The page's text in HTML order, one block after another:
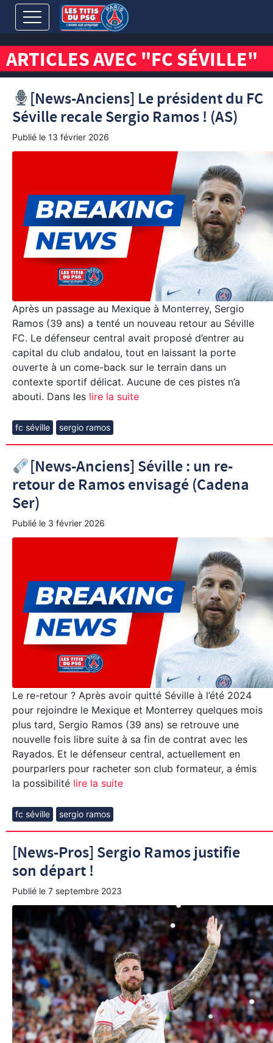
ARTICLES AVEC "FC SÉVILLE"
[News-Anciens] Le président du FC
Séville recale Sergio Ramos ! (AS)
Publié le 13 février 2026
Après un passage au Mexique à Monterrey, Sergio
Ramos (39 ans) a tenté un nouveau retour au Séville
FC. Le défenseur central avait proposé d’entrer au
capital du club andalou, tout en laissant la porte
ouverte à un come-back sur le terrain dans un
contexte sportif délicat. Aucune de ces pistes n’a
abouti. Dans les lire la suite
fc séville sergio ramos
[News-Anciens] Séville : un re-
retour de Ramos envisagé (Cadena
Ser)
Publié le 3 février 2026
Le re-retour ? Après avoir quitté Séville à l’été 2024
pour rejoindre le Mexique et Monterrey quelques mois
plus tard, Sergio Ramos (39 ans) se retrouve une
nouvelle fois libre suite à sa fin de contrat avec les
Rayados. Et le défenseur central, actuellement en
pourparlers pour racheter son club formateur, a émis
la possibilité lire la suite
fc séville sergio ramos
[News-Pros] Sergio Ramos justifie
son départ !
Publié le 7 septembre 2023